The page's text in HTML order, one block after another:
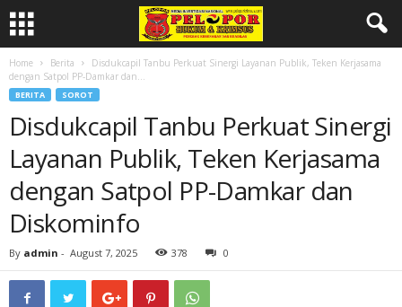
Home Berita
Disdukcapil Tanbu Perkuat Sinergi Layanan Publik, Teken Kerjasama
dengan Satpol PP-Damkar dan...
BERITA SOROT
Disdukcapil Tanbu Perkuat Sinergi
Layanan Publik, Teken Kerjasama
dengan Satpol PP-Damkar dan
Diskominfo
By admin - August 7, 2025 378 0